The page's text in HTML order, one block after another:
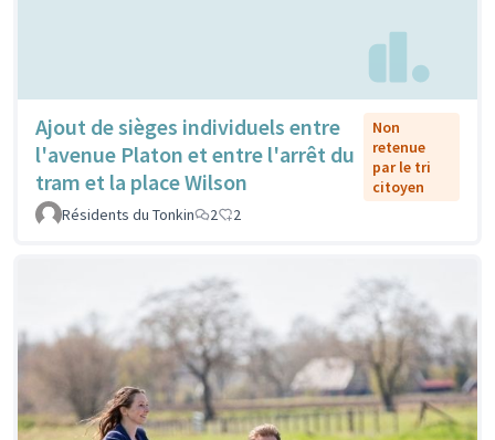
Ajout de sièges individuels entre
l'avenue Platon et entre l'arrêt du
tram et la place Wilson
Non
retenue
par le tri
citoyen
Résidents du Tonkin
2 2